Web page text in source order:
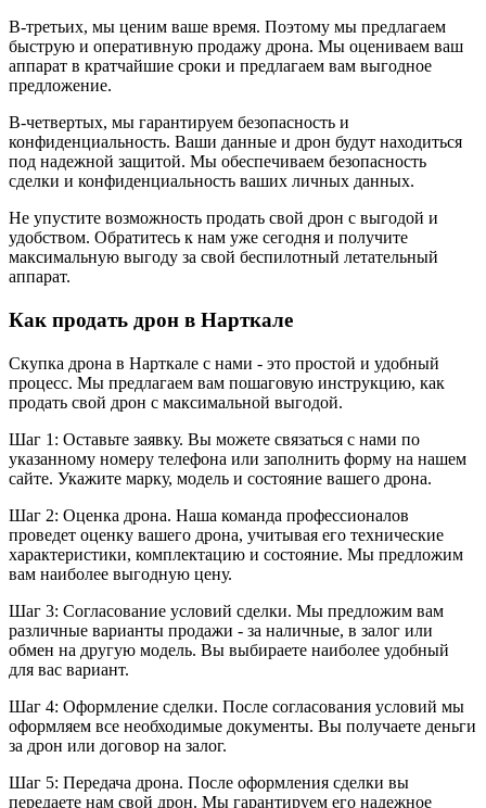
В-третьих, мы ценим ваше время. Поэтому мы предлагаем
быструю и оперативную продажу дрона. Мы оцениваем ваш
аппарат в кратчайшие сроки и предлагаем вам выгодное
предложение.
В-четвертых, мы гарантируем безопасность и
конфиденциальность. Ваши данные и дрон будут находиться
под надежной защитой. Мы обеспечиваем безопасность
сделки и конфиденциальность ваших личных данных.
Не упустите возможность продать свой дрон с выгодой и
удобством. Обратитесь к нам уже сегодня и получите
максимальную выгоду за свой беспилотный летательный
аппарат.
Как продать дрон в Нарткале
Скупка дрона в Нарткале с нами - это простой и удобный
процесс. Мы предлагаем вам пошаговую инструкцию, как
продать свой дрон с максимальной выгодой.
Шаг 1: Оставьте заявку. Вы можете связаться с нами по
указанному номеру телефона или заполнить форму на нашем
сайте. Укажите марку, модель и состояние вашего дрона.
Шаг 2: Оценка дрона. Наша команда профессионалов
проведет оценку вашего дрона, учитывая его технические
характеристики, комплектацию и состояние. Мы предложим
вам наиболее выгодную цену.
Шаг 3: Согласование условий сделки. Мы предложим вам
различные варианты продажи - за наличные, в залог или
обмен на другую модель. Вы выбираете наиболее удобный
для вас вариант.
Шаг 4: Оформление сделки. После согласования условий мы
оформляем все необходимые документы. Вы получаете деньги
за дрон или договор на залог.
Шаг 5: Передача дрона. После оформления сделки вы
передаете нам свой дрон. Мы гарантируем его надежное